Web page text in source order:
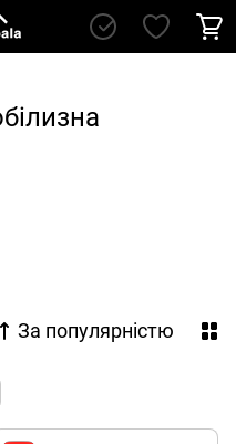
За популярністю